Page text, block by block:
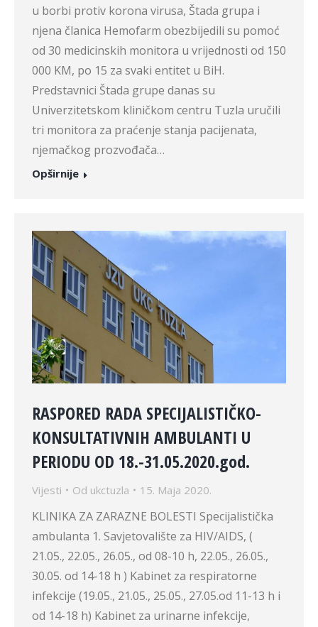
u borbi protiv korona virusa, Štada grupa i
njena članica Hemofarm obezbijedili su pomoć
od 30 medicinskih monitora u vrijednosti od 150
000 KM, po 15 za svaki entitet u BiH.
Predstavnici Štada grupe danas su
Univerzitetskom kliničkom centru Tuzla uručili
tri monitora za praćenje stanja pacijenata,
njemačkog prozvođača…
Opširnije
RASPORED RADA SPECIJALISTIČKO-
KONSULTATIVNIH AMBULANTI U
PERIODU OD 18.-31.05.2020.god.
Vijesti Od ukctuzla 15. Maja 2020.
KLINIKA ZA ZARAZNE BOLESTI Specijalistička
ambulanta 1. Savjetovalište za HIV/AIDS, (
21.05., 22.05., 26.05., od 08-10 h, 22.05., 26.05.,
30.05. od 14-18 h ) Kabinet za respiratorne
infekcije (19.05., 21.05., 25.05., 27.05.od 11-13 h i
od 14-18 h) Kabinet za urinarne infekcije,